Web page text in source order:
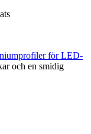
för LED-
och en smidig